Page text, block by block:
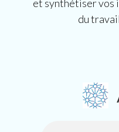
et synthétiser vos
du